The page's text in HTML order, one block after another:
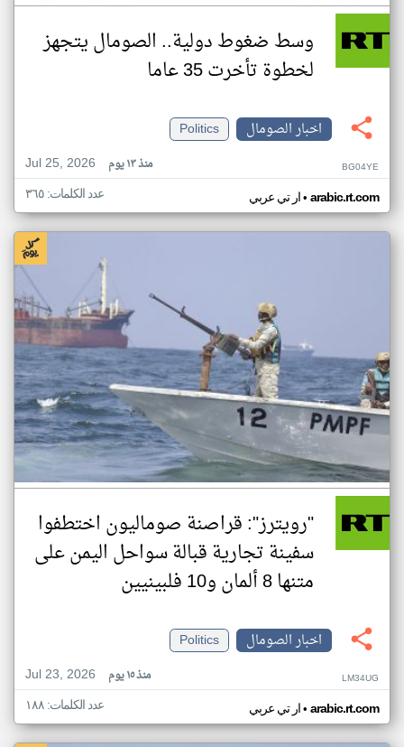
وسط ضغوط دولية.. الصومال يتجهز
لخطوة تأخرت 35 عاما
اخبار الصومال
Politics
Jul 25, 2026
منذ ١٣ يوم BG04YE
ار تي عربي• arabic.rt.com عدد الكلمات: ٣٦٥
"رويترز": قراصنة صوماليون اختطفوا
سفينة تجارية قبالة سواحل اليمن على
متنها 8 ألمان و10 فلبينيين
اخبار الصومال
Politics
Jul 23, 2026
منذ ١٥ يوم LM34UG
ار تي عربي• arabic.rt.com عدد الكلمات: ١٨٨